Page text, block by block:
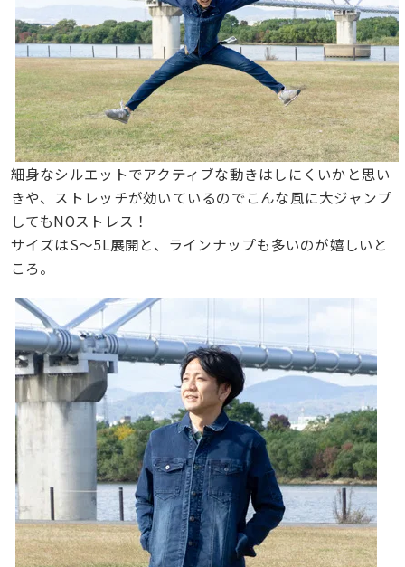
細身なシルエットでアクティブな動きはしにくいかと思い
きや、ストレッチが効いているのでこんな風に大ジャンプ
してもNOストレス！
サイズはS〜5L展開と、ラインナップも多いのが嬉しいと
ころ。